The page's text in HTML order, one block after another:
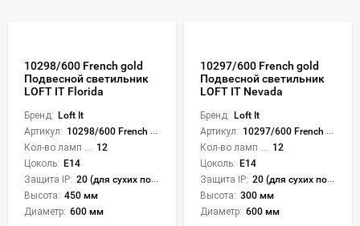
10298/600 French gold
Подвесной светильник
LOFT IT Florida
Бренд: Loft It
Артикул: 10298/600 French gold
12
Цоколь: E14
Защита IP: 20 (для сухих пом.)
Высота: 450 мм
Диаметр: 600 мм
10297/600 French gold
Подвесной светильник
LOFT IT Nevada
Бренд: Loft It
Артикул: 10297/600 French gold
12
Цоколь: E14
Защита IP: 20 (для сухих пом.)
Высота: 300 мм
Диаметр: 600 мм